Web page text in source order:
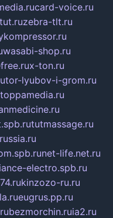
card-voice.ru
zebra-tlt.ru
wasabi-shop.ru
x-ton.ru
tor-lyubov-i-grom.ru
tutmassage.ru
net-life.net.ru
electro.spb.ru
kinzozo-ru.ru
eugrus.pp.ru
bezmorchin.ruia2.ru